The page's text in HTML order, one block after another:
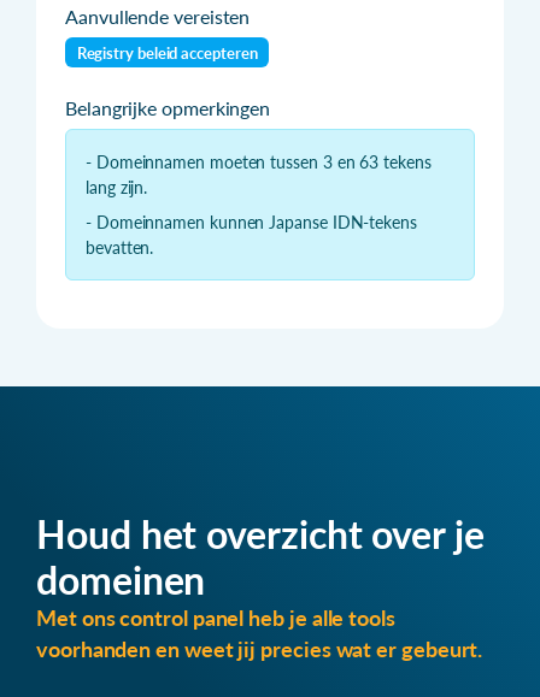
Aanvullende vereisten
Registry beleid accepteren
Belangrijke opmerkingen
- Domeinnamen moeten tussen 3 en 63 tekens
lang zijn.
- Domeinnamen kunnen Japanse IDN-tekens
bevatten.
Houd het overzicht over je
domeinen
Met ons control panel heb je alle tools
voorhanden en weet jij precies wat er gebeurt.